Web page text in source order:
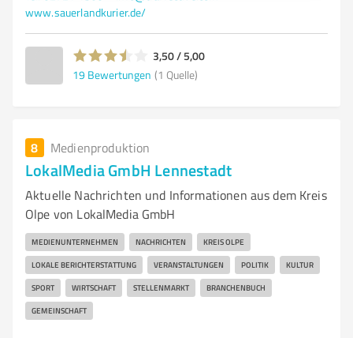
www.sauerlandkurier.de/
3,50 / 5,00
19 Bewertungen (1 Quelle)
8 Medienproduktion
LokalMedia GmbH Lennestadt
Aktuelle Nachrichten und Informationen aus dem Kreis
Olpe von LokalMedia GmbH
MEDIENUNTERNEHMEN NACHRICHTEN KREIS OLPE
LOKALE BERICHTERSTATTUNG VERANSTALTUNGEN POLITIK KULTUR
SPORT WIRTSCHAFT STELLENMARKT BRANCHENBUCH
GEMEINSCHAFT